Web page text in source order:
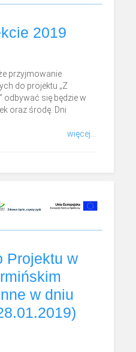
2019
przyjmowanie
do projektu „Z
odbywać się będzie w
oraz środę. Dni
więcej...
Projektu w
w dniu